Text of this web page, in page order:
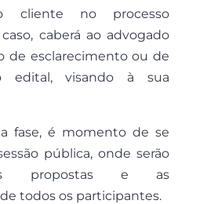
cliente no processo
caberá ao advogado
de esclarecimento ou de
edital, visando à sua
fase, é momento de se
pública, onde serão
propostas e as
todos os participantes.